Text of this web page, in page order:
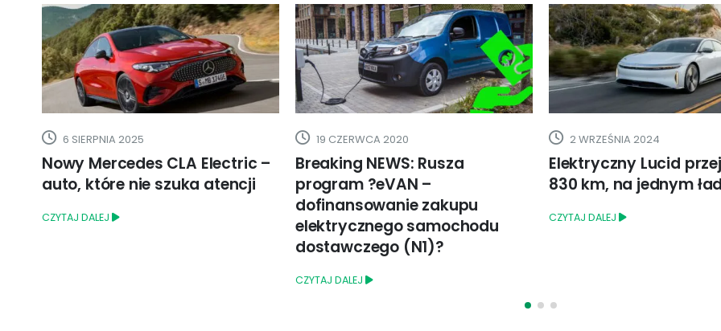
19 CZERWCA 2020
Breaking NEWS: Rusza
program ?eVAN –
elektrycznego samochodu
2 WRZEŚNIA 2024
Elektryczny Lucid przejechał
830 km, na jednym ładowaniu
CZYTAJ DALEJ
22 LISTOPADA 2024
Audi atakuje rynek
amerykański nowymi